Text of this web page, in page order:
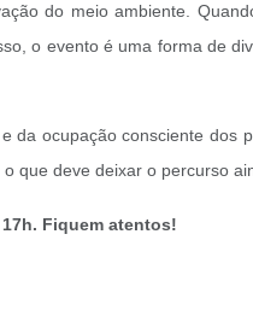
do meio ambiente.
o evento é uma forma de
ocupação consciente dos
que deve deixar o percurso
Fiquem atentos!